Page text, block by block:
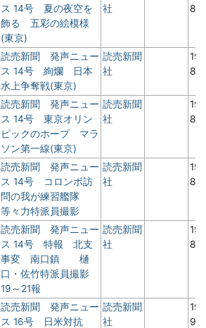
ス 14号 夏の夜空を
飾る 五彩の絵模様
(東京)
社
8
読売新聞 発声ニュー
ス 14号 絢爛 日本
水上争奪戦(東京)
読売新聞
社
8
読売新聞 発声ニュー
ス 14号 東京オリン
ピックのホープ マラ
ソン第一線(東京)
読売新聞
社
8
読売新聞 発声ニュー
ス 14号 コロンボ訪
問の我が練習艦隊
等々力特派員撮影
読売新聞
社
8
読売新聞 発声ニュー
ス 14号 特報 北支
事変 南口鎮 樋
口・佐竹特派員撮影
19～21報
読売新聞
社
8
読売新聞 発声ニュー
ス 16号 日米対抗
読売新聞
社
9